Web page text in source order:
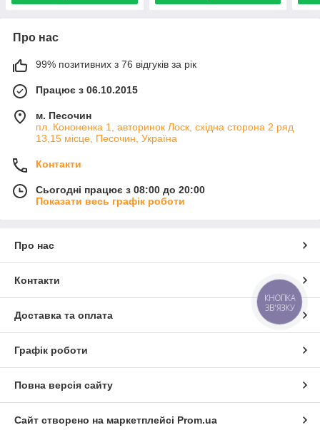
Про нас
99% позитивних з 76 відгуків за рік
Працює з 06.10.2015
м. Песочин
пл. Кононенка 1, авторинок Лоск, східна сторона 2 ряд
13,15 місце, Песочин, Україна
Контакти
Сьогодні працює з 08:00 до 20:00
Показати весь графік роботи
Про нас
Контакти
Доставка та оплата
Графік роботи
Повна версія сайту
Сайт створено на маркетплейсі Prom.ua
КНОПКА
ЗВ'ЯЗКУ